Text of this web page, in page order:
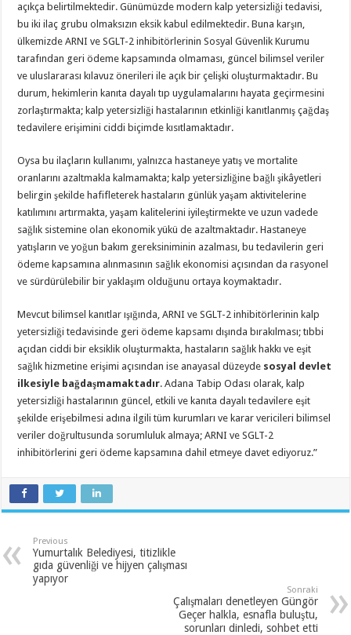
açıkça belirtilmektedir. Günümüzde modern kalp yetersizliği tedavisi,
bu iki ilaç grubu olmaksızın eksik kabul edilmektedir. Buna karşın,
ülkemizde ARNI ve SGLT-2 inhibitörlerinin Sosyal Güvenlik Kurumu
tarafından geri ödeme kapsamında olmaması, güncel bilimsel veriler
ve uluslararası kılavuz önerileri ile açık bir çelişki oluşturmaktadır. Bu
durum, hekimlerin kanıta dayalı tıp uygulamalarını hayata geçirmesini
zorlaştırmakta; kalp yetersizliği hastalarının etkinliği kanıtlanmış çağdaş
tedavilere erişimini ciddi biçimde kısıtlamaktadır.
Oysa bu ilaçların kullanımı, yalnızca hastaneye yatış ve mortalite
oranlarını azaltmakla kalmamakta; kalp yetersizliğine bağlı şikâyetleri
belirgin şekilde hafifleterek hastaların günlük yaşam aktivitelerine
katılımını artırmakta, yaşam kalitelerini iyileştirmekte ve uzun vadede
sağlık sistemine olan ekonomik yükü de azaltmaktadır. Hastaneye
yatışların ve yoğun bakım gereksiniminin azalması, bu tedavilerin geri
ödeme kapsamına alınmasının sağlık ekonomisi açısından da rasyonel
ve sürdürülebilir bir yaklaşım olduğunu ortaya koymaktadır.
Mevcut bilimsel kanıtlar ışığında, ARNI ve SGLT-2 inhibitörlerinin kalp
yetersizliği tedavisinde geri ödeme kapsamı dışında bırakılması; tıbbi
açıdan ciddi bir eksiklik oluşturmakta, hastaların sağlık hakkı ve eşit
sağlık hizmetine erişimi açısından ise anayasal düzeyde sosyal devlet
ilkesiyle bağdaşmamaktadır. Adana Tabip Odası olarak, kalp
yetersizliği hastalarının güncel, etkili ve kanıta dayalı tedavilere eşit
şekilde erişebilmesi adına ilgili tüm kurumları ve karar vericileri bilimsel
veriler doğrultusunda sorumluluk almaya; ARNI ve SGLT-2
inhibitörlerini geri ödeme kapsamına dahil etmeye davet ediyoruz.”
Previous
Yumurtalık Belediyesi, titizlikle
gıda güvenliği ve hijyen çalışması
yapıyor
Sonraki
Çalışmaları denetleyen Güngör
Geçer halkla, esnafla buluştu,
sorunları dinledi, sohbet etti